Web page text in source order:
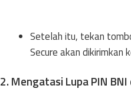
Setelah itu, tekan
Secure akan
2. Mengatasi Lupa PIN